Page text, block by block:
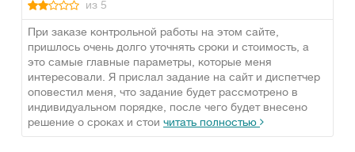
из 5
При заказе контрольной работы на этом сайте,
пришлось очень долго уточнять сроки и стоимость, а
это самые главные параметры, которые меня
интересовали. Я прислал задание на сайт и диспетчер
оповестил меня, что задание будет рассмотрено в
индивидуальном порядке, после чего будет внесено
решение о сроках и стои читать полностью